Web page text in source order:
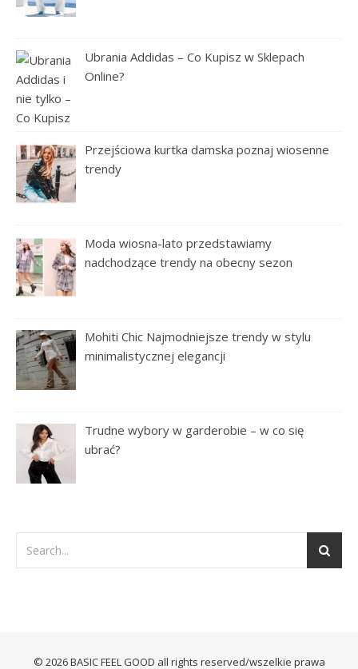
Ubrania Addidas – Co Kupisz w Sklepach
Online?
Przejściowa kurtka damska poznaj wiosenne
trendy
Moda wiosna-lato przedstawiamy
nadchodzące trendy na obecny sezon
Mohiti Chic Najmodniejsze trendy w stylu
minimalistycznej elegancji
Trudne wybory w garderobie – w co się
ubrać?
© 2026 BASIC FEEL GOOD all rights reserved/wszelkie prawa